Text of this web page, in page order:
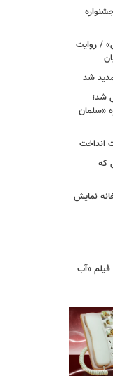
/ روایت
شد
۵» مشخص شد؛
«سلمان
انداخت
که
نمایش
«آب